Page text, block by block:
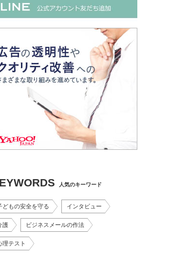
人気のキーワード
どもの安全を守る インタビュー
護 ビジネスメールの作法
理テスト